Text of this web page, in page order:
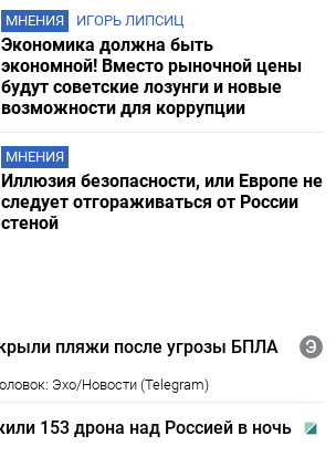
МНЕНИЯ ИГОРЬ ЛИПСИЦ
Экономика должна быть
экономной! Вместо рыночной цены
будут советские лозунги и новые
возможности для коррупции
МНЕНИЯ
Иллюзия безопасности, или Европе не
следует отгораживаться от России
стеной